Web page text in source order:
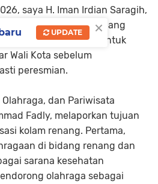
saya H. Iman Irdian Saragih,
menyatakan kolam renang
dan dibuka untuk
Wali Kota sebelum
peresmian.
dan Pariwisata
Fadly, melaporkan tujuan
kolam renang. Pertama,
di bidang renang dan
sarana kesehatan
olahraga sebagai
×
UPDATE